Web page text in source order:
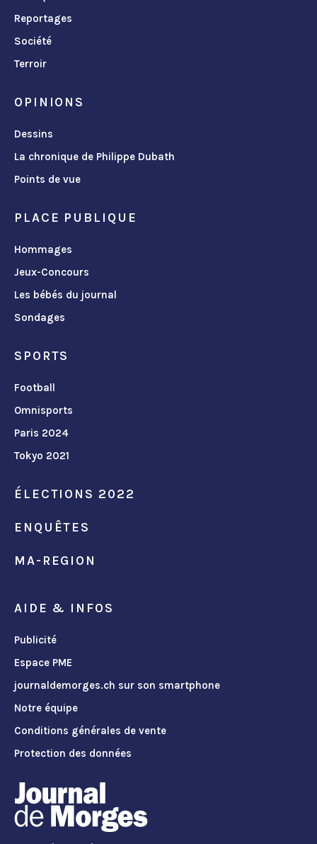
Reportages
Société
Terroir
OPINIONS
Dessins
La chronique de Philippe Dubath
Points de vue
PLACE PUBLIQUE
Hommages
Jeux-Concours
Les bébés du journal
Sondages
SPORTS
Football
Omnisports
Paris 2024
Tokyo 2021
ÉLECTIONS 2022
ENQUÊTES
MA-REGION
AIDE & INFOS
Publicité
Espace PME
journaldemorges.ch sur son smartphone
Notre équipe
Conditions générales de vente
Protection des données